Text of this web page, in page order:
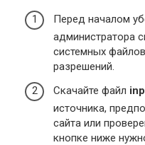
Перед началом
администратора
системных
разрешений.
Скачайте файл
источника,
сайта или
кнопке ниже